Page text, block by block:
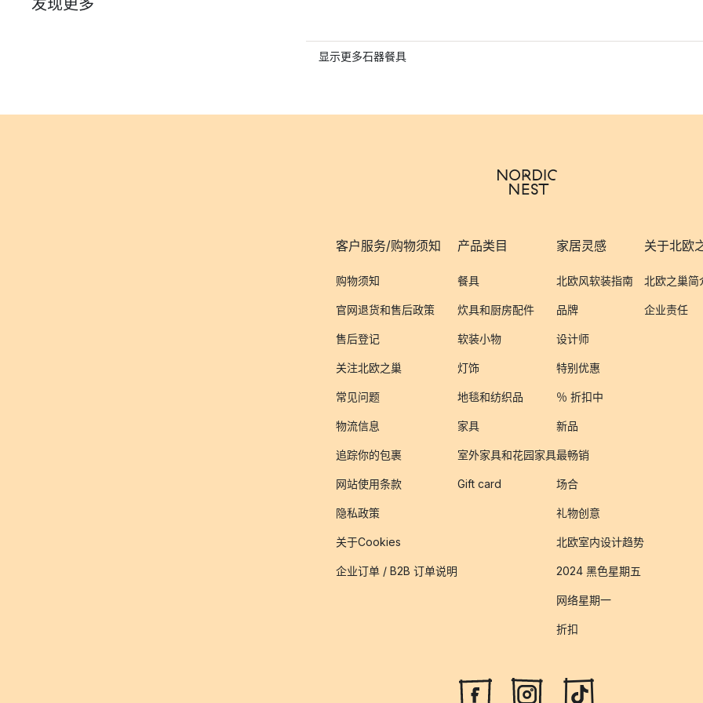
发现更多
显示更多石器餐具
客户服务/购物须知
购物须知
官网退货和售后政策
售后登记
关注北欧之巢
常见问题
物流信息
追踪你的包裹
网站使用条款
隐私政策
关于Cookies
企业订单 / B2B 订单说明
产品类目
餐具
炊具和厨房配件
软装小物
灯饰
地毯和纺织品
家具
室外家具和花园家具
Gift card
家居灵感
北欧风软装指南
品牌
设计师
特别优惠
％ 折扣中
新品
最畅销
场合
礼物创意
北欧室内设计趋势
2024 黑色星期五
网络星期一
折扣
关于北欧
北欧之巢简
企业责任